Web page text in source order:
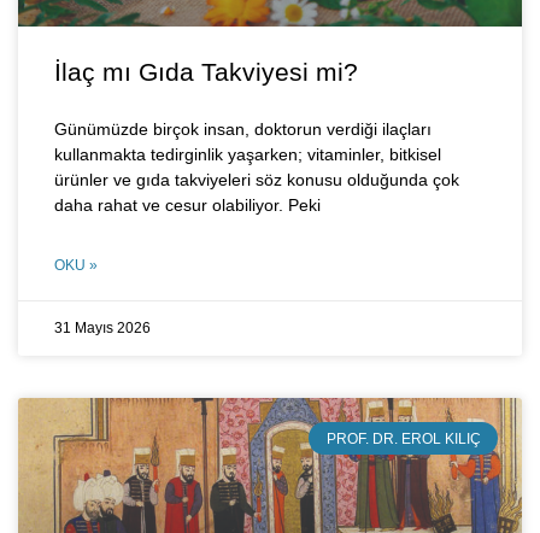
İlaç mı Gıda Takviyesi mi?
Günümüzde birçok insan, doktorun verdiği ilaçları
kullanmakta tedirginlik yaşarken; vitaminler, bitkisel
ürünler ve gıda takviyeleri söz konusu olduğunda çok
daha rahat ve cesur olabiliyor. Peki
OKU »
31 Mayıs 2026
PROF. DR. EROL KILIÇ